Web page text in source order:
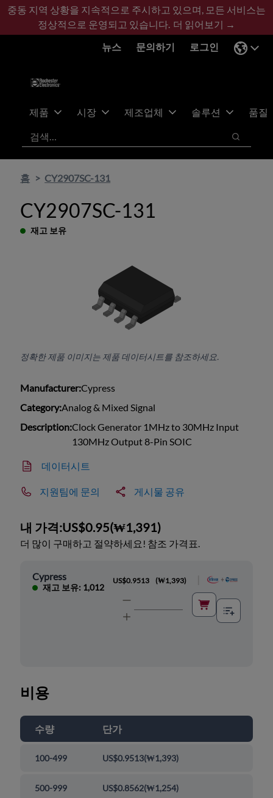
기
콘
바
글
중동 지역 상황을 지속적으로 주시하고 있으며, 모든 서비스는
정상적으로 운영되고 있습니다. 더 읽어보기 →
뉴스
문의하기 로그인
제품 시장 제조업체 솔루션
품질
검색
검색
홈 CY2907SC-131
CY2907SC-131
재고 보유
정확한 제품 이미지는 제품 데이터시트를 참조하세요.
Manufacturer:Cypress
Category:Analog & Mixed Signal
Description:Clock Generator 1MHz to 30MHz Input
130MHz Output 8-Pin SOIC
데이터시트
지원팀에 문의 게시물 공유
내 가격:US$0.95(₩1,391)
더 많이 구매하고 절약하세요! 참조 가격표.
Cypress
재고 보유: 1,012
US$0.9513 (₩1,393)
비용
수량 단가
100-499 US$0.9513(₩1,393)
500-999 US$0.8562(₩1,254)